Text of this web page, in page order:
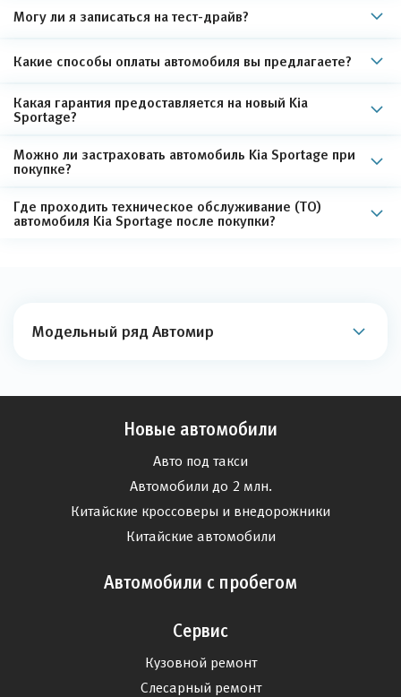
Могу ли я записаться на тест-драйв?
Какие способы оплаты автомобиля вы предлагаете?
Какая гарантия предоставляется на новый Kia
Sportage?
Можно ли застраховать автомобиль Kia Sportage при
покупке?
Где проходить техническое обслуживание (ТО)
автомобиля Kia Sportage после покупки?
Модельный ряд Автомир
Новые автомобили
Авто под такси
Автомобили до 2 млн.
Китайские кроссоверы и внедорожники
Китайские автомобили
Автомобили с пробегом
Сервис
Кузовной ремонт
Слесарный ремонт